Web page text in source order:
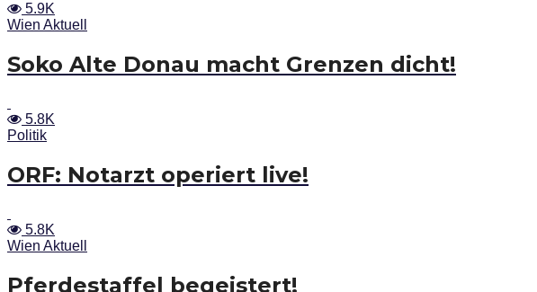
5.9K
Wien Aktuell
Soko Alte Donau macht Grenzen dicht!
5.8K
Politik
ORF: Notarzt operiert live!
5.8K
Wien Aktuell
Pferdestaffel begeistert!